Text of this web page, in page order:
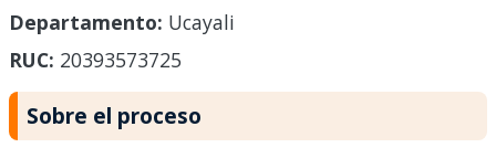
Departamento: Ucayali
RUC: 20393573725
Sobre el proceso